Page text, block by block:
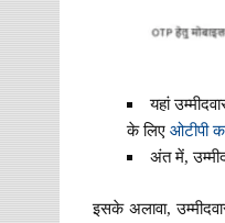
यहां
के लिए ओटीपी
अंत में,
इसके अलावा,